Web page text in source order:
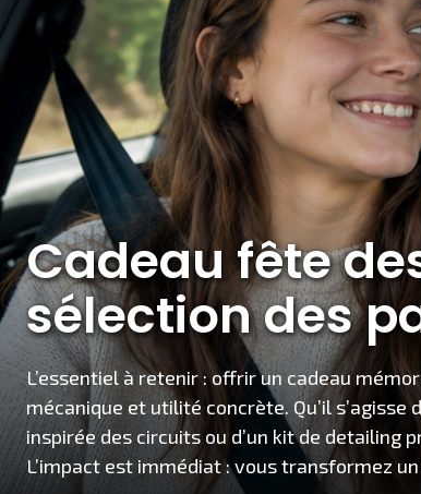
Cadeau fête
sélection des
L’essentiel à retenir : offrir un cadeau
mécanique et utilité concrète. Qu’il s’agisse
inspirée des circuits ou d’un kit de detailing
L’impact est immédiat : vous transformez